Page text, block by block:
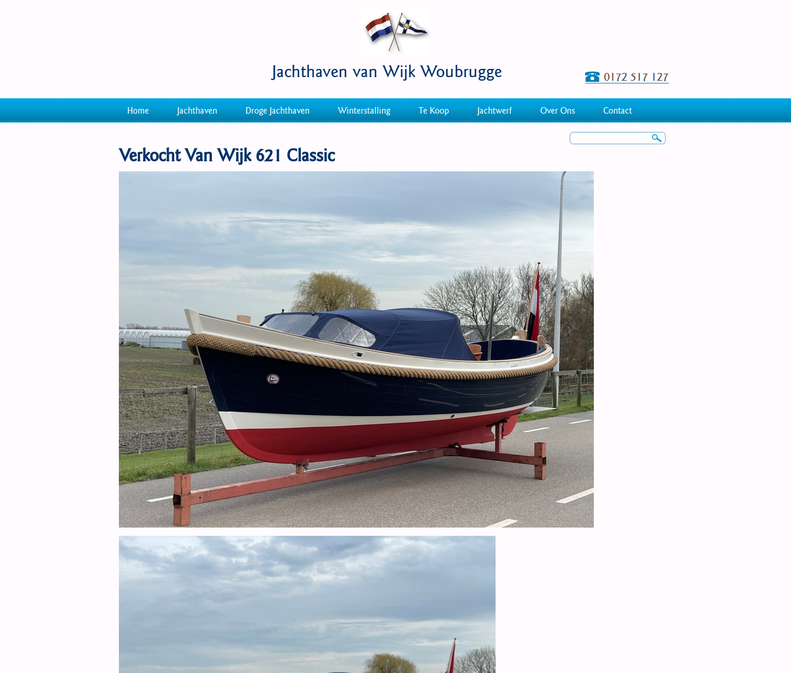
Jachthaven van Wijk Woubrugge
Home Jachthaven Droge Jachthaven Winterstalling Te Koop Jachtwerf Over Ons Contact
Verkocht Van Wijk 621 Classic